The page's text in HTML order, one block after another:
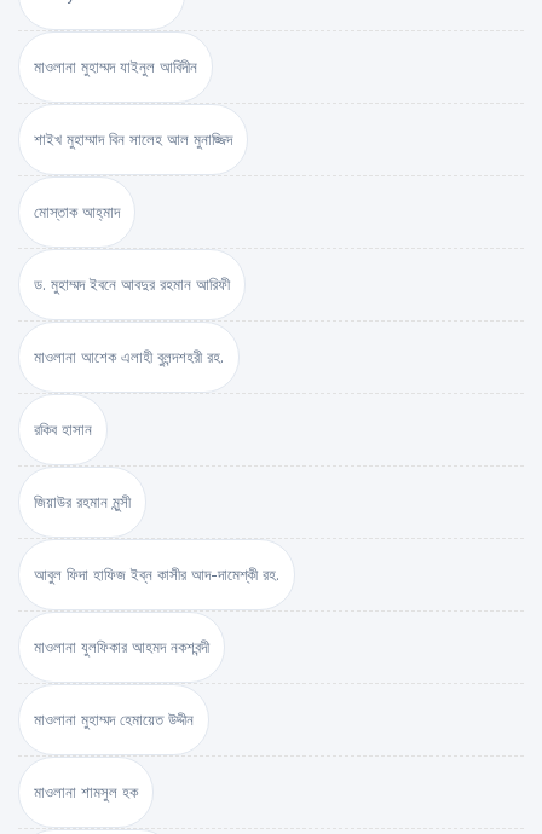
মাওলানা মুহাম্মদ যাইনুল আবিদীন
শাইখ মুহাম্মাদ বিন সালেহ আল মুনাজ্জিদ
মোস্তাক আহ্‌মাদ
ড. মুহাম্মদ ইবনে আবদুর রহমান আরিফী
মাওলানা আশেক এলাহী বুলন্দশহরী রহ.
রকিব হাসান
জিয়াউর রহমান মুন্সী
আবুল ফিদা হাফিজ ইব্‌ন কাসীর আদ-দামেশ্‌কী রহ.
মাওলানা যুলফিকার আহমদ নকশবন্দী
মাওলানা মুহাম্মদ হেমায়েত উদ্দীন
মাওলানা শামসুল হক